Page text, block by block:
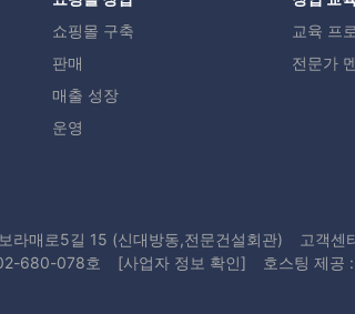
쇼핑몰 구축
판매
매출 성장
운영
교육 프
전문가
라매로5길 15 (신대방동,전문건설회관) 고객센
680-078호 [사업자 정보 확인] 호스팅 제공